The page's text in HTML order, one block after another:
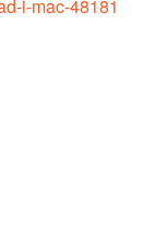
i-mac-48181